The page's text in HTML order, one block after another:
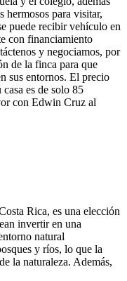
hermosos para visitar,
puede recibir vehículo en
con financiamiento
y negociamos, por
de la finca para que
sus entornos. El precio
es de solo 85
con Edwin Cruz al
Rica, es una elección
invertir en una
natural
y ríos, lo que la
la naturaleza. Además,